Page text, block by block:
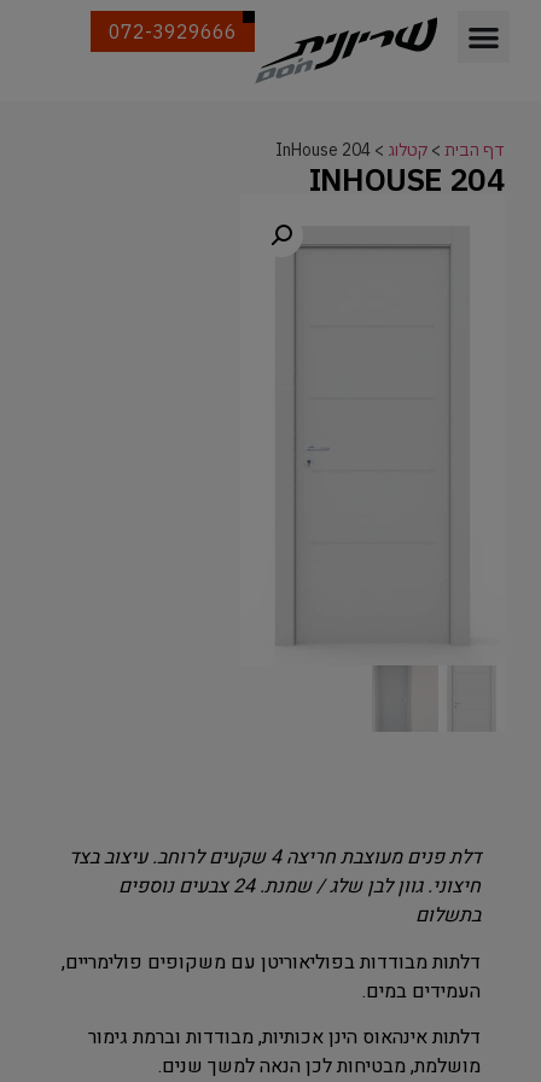
072-3929666
דף הבית > קטלוג >
InHouse 204
INHOUSE 204
דלת פנים מעוצבת חריצה 4 שקעים לרוחב. עיצוב בצד
חיצוני. גוון לבן שלג / שמנת. 24 צבעים נוספים
בתשלום
דלתות מבודדות בפוליאוריטן עם משקופים פולימריים,
העמידים במים.
דלתות אינהאוס הינן אכותיות, מבודדות וברמת גימור
מושלמת, מבטיחות לכן הנאה למשך שנים.